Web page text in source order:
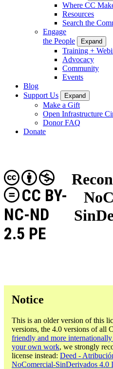
Where CC
Resources
Search the
Engage
the People
Expand
Training +
Advocacy
Community
Events
Blog
Support Us
Expand
Make a Gift
Open Infrastructure
Donor FAQ
Donate
CC BY-
NC-ND
2.5 PE
Notice
This is an older version of this
versions, the 4.0 versions of all
friendly and more
your own work, we strongly
license instead: Deed -
NoComercial-SinDerivados 4.0